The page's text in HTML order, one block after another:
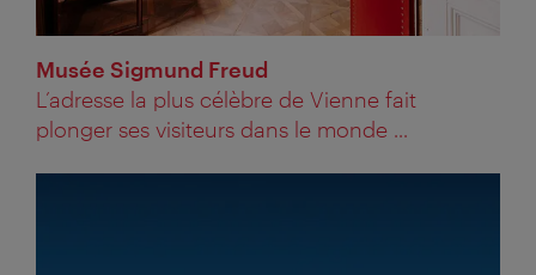
Musée Sigmund Freud
L’adresse la plus célèbre de Vienne fait
plonger ses visiteurs dans le monde ...